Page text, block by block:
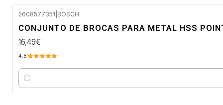
2608577351 BOSCH
CONJUNTO DE BROCAS PARA METAL HSS
16,49€
4.8
Quantidade